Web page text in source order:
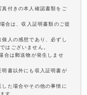
付きの本人確認書類をご
合は、収入証明書類のご提
人の感想であり、必ずし
はございません。
合は郵送物が発生しませ
書以外にも収入証明書が
た場合やその他の事情に
す。